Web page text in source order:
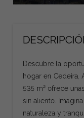
Descubre la
hogar en Cedeira,
535 m² ofrece
sin aliento.
naturaleza y